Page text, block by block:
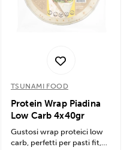
TSUNAMI FOOD
Protein Wrap Piadina
Low Carb 4x40gr
Gustosi wrap proteici low
carb, perfetti per pasti fit,